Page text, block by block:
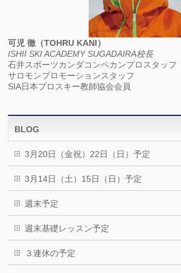
可児 徹（TOHRU KANI）
ISHII SKI ACADEMY SUGADAIRA校長
石井スポーツカンダコンペカンプロスタッフ
サロモンプロモーションスタッフ
SIA日本プロスキー教師協会会員
BLOG
3月20日（金祝）22日（日）予定
3月14日（土）15日（日）予定
週末予定
週末基礎レッスン予定
３連休の予定